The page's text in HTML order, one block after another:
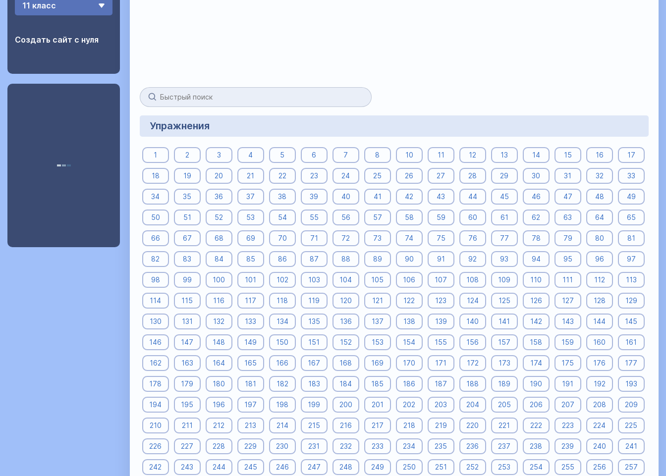
11 класс
Создать сайт с нуля
Упражнения
1 2 3 4 5 6 7 8 10 11 12 13 14 15 16 17
18 19 20 21 22 23 24 25 26 27 28 29 30 31 32 33
34 35 36 37 38 39 40 41 42 43 44 45 46 47 48 49
50 51 52 53 54 55 56 57 58 59 60 61 62 63 64 65
66 67 68 69 70 71 72 73 74 75 76 77 78 79 80 81
82 83 84 85 86 87 88 89 90 91 92 93 94 95 96 97
98 99 100 101 102 103 104 105 106 107 108 109 110 111 112 113
114 115 116 117 118 119 120 121 122 123 124 125 126 127 128 129
130 131 132 133 134 135 136 137 138 139 140 141 142 143 144 145
146 147 148 149 150 151 152 153 154 155 156 157 158 159 160 161
162 163 164 165 166 167 168 169 170 171 172 173 174 175 176 177
178 179 180 181 182 183 184 185 186 187 188 189 190 191 192 193
194 195 196 197 198 199 200 201 202 203 204 205 206 207 208 209
210 211 212 213 214 215 216 217 218 219 220 221 222 223 224 225
226 227 228 229 230 231 232 233 234 235 236 237 238 239 240 241
242 243 244 245 246 247 248 249 250 251 252 253 254 255 256 257